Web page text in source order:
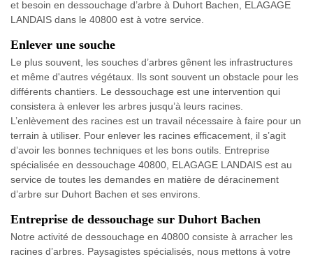
et besoin en dessouchage d’arbre à Duhort Bachen, ELAGAGE
LANDAIS dans le 40800 est à votre service.
Enlever une souche
Le plus souvent, les souches d’arbres gênent les infrastructures
et même d'autres végétaux. Ils sont souvent un obstacle pour les
différents chantiers. Le dessouchage est une intervention qui
consistera à enlever les arbres jusqu’à leurs racines.
L’enlèvement des racines est un travail nécessaire à faire pour un
terrain à utiliser. Pour enlever les racines efficacement, il s’agit
d’avoir les bonnes techniques et les bons outils. Entreprise
spécialisée en dessouchage 40800, ELAGAGE LANDAIS est au
service de toutes les demandes en matière de déracinement
d’arbre sur Duhort Bachen et ses environs.
Entreprise de dessouchage sur Duhort Bachen
Notre activité de dessouchage en 40800 consiste à arracher les
racines d’arbres. Paysagistes spécialisés, nous mettons à votre